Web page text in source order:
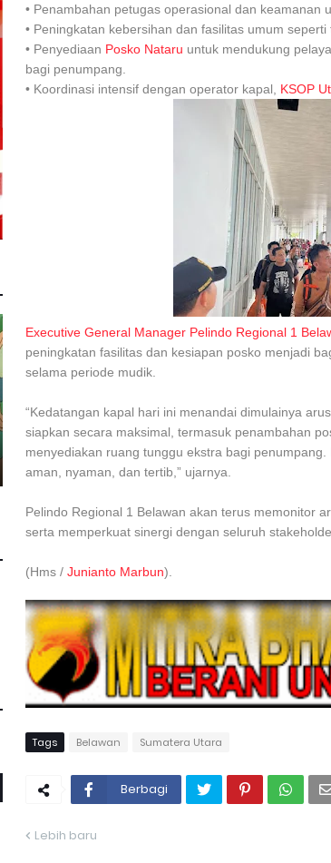
• Penambahan petugas operasional dan keamanan
• Peningkatan kebersihan dan fasilitas umum seperti
• Penyediaan Posko Nataru untuk mendukung
bagi penumpang.
• Koordinasi intensif dengan operator kapal, KSOP
Executive General Manager Pelindo Regional 1
peningkatan fasilitas dan kesiapan posko menjadi
selama periode mudik.
“Kedatangan kapal hari ini menandai dimulainya
siapkan secara maksimal, termasuk penambahan
menyediakan ruang tunggu ekstra bagi
aman, nyaman, dan tertib,” ujarnya.
Pelindo Regional 1 Belawan akan terus memonitor
serta memperkuat sinergi dengan seluruh
(Hms / Junianto Marbun).
Tags Belawan Sumatera Utara
Berbagi
Lebih baru